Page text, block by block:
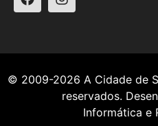
© 2009-2026 A Cidade de
reservados.
Informática e